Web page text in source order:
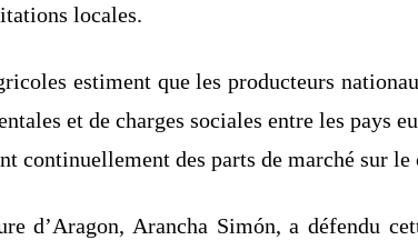
locales.
estiment que les producteurs
et de charges sociales entre les
continuellement des parts de marché sur le
d’Aragon, Arancha Simón, a défendu